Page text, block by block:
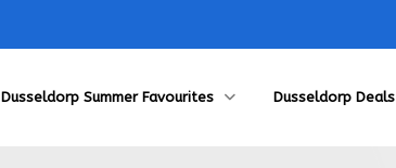
Dusseldorp Summer Favourites Dusseldorp Deals